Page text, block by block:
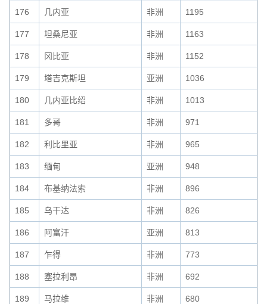
176 几内亚 非洲 1195
177 坦桑尼亚 非洲 1163
178 冈比亚 非洲 1152
179 塔吉克斯坦 亚洲 1036
180 几内亚比绍 非洲 1013
181 多哥 非洲 971
182 利比里亚 非洲 965
183 缅甸 亚洲 948
184 布基纳法索 非洲 896
185 乌干达 非洲 826
186 阿富汗 亚洲 813
187 乍得 非洲 773
188 塞拉利昂 非洲 692
189 马拉维 非洲 680